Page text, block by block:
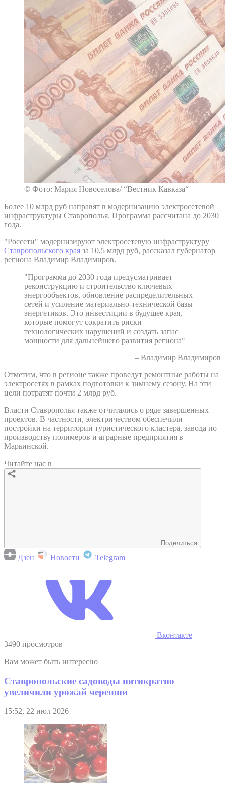
© Фото: Мария Новоселова/ “Вестник Кавказа“
Более 10 млрд руб направят в модернизацию электросетевой
инфраструктуры Ставрополья. Программа рассчитана до 2030
года.
"Россети" модернизируют электросетевую инфраструктуру
Ставропольского края за 10,5 млрд руб, рассказал губернатор
региона Владимир Владимиров.
"Программа до 2030 года предусматривает
реконструкцию и строительство ключевых
энергообъектов, обновление распределительных
сетей и усиление материально-технической базы
энергетиков. Это инвестиции в будущее края,
которые помогут сократить риски
технологических нарушений и создать запас
мощности для дальнейшего развития региона"
– Владимир Владимиров
Отметим, что в регионе также проведут ремонтные работы на
электросетях в рамках подготовки к зимнему сезону. На эти
цели потратят почти 2 млрд руб.
Власти Ставрополья также отчитались о ряде завершенных
проектов. В частности, электричеством обеспечили
постройки на территории туристического кластера, завода по
производству полимеров и аграрные предприятия в
Марьинской.
Читайте нас в
Поделиться
Дзен Новости Telegram
Вконтакте
3490 просмотров
Вам может быть интересно
Ставропольские садоводы пятикратно
увеличили урожай черешни
15:52, 22 июл 2026